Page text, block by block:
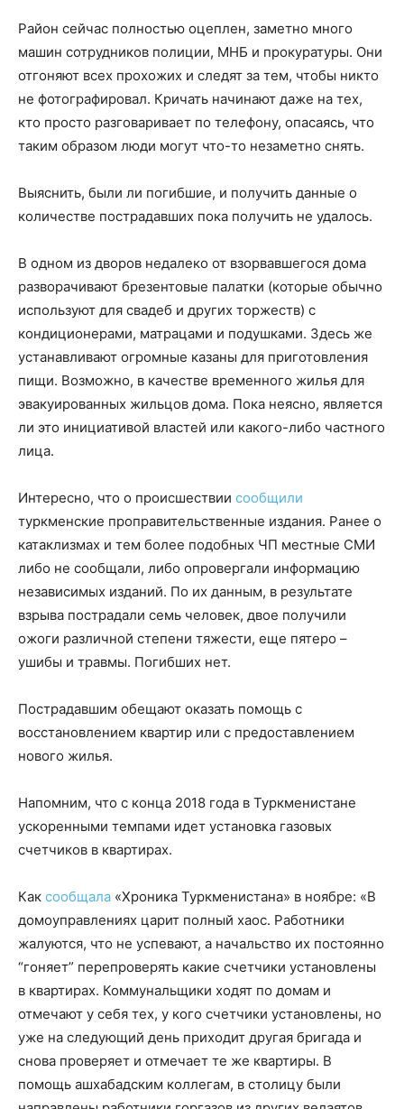
Район сейчас полностью оцеплен, заметно много
машин сотрудников полиции, МНБ и прокуратуры. Они
отгоняют всех прохожих и следят за тем, чтобы никто
не фотографировал. Кричать начинают даже на тех,
кто просто разговаривает по телефону, опасаясь, что
таким образом люди могут что-то незаметно снять.
Выяснить, были ли погибшие, и получить данные о
количестве пострадавших пока получить не удалось.
В одном из дворов недалеко от взорвавшегося дома
разворачивают брезентовые палатки (которые обычно
используют для свадеб и других торжеств) с
кондиционерами, матрацами и подушками. Здесь же
устанавливают огромные казаны для приготовления
пищи. Возможно, в качестве временного жилья для
эвакуированных жильцов дома. Пока неясно, является
ли это инициативой властей или какого-либо частного
лица.
Интересно, что о происшествии сообщили
туркменские проправительственные издания. Ранее о
катаклизмах и тем более подобных ЧП местные СМИ
либо не сообщали, либо опровергали информацию
независимых изданий. По их данным, в результате
взрыва пострадали семь человек, двое получили
ожоги различной степени тяжести, еще пятеро –
ушибы и травмы. Погибших нет.
Пострадавшим обещают оказать помощь с
восстановлением квартир или с предоставлением
нового жилья.
Напомним, что с конца 2018 года в Туркменистане
ускоренными темпами идет установка газовых
счетчиков в квартирах.
Как сообщала «Хроника Туркменистана» в ноябре: «В
домоуправлениях царит полный хаос. Работники
жалуются, что не успевают, а начальство их постоянно
“гоняет” перепроверять какие счетчики установлены
в квартирах. Коммунальщики ходят по домам и
отмечают у себя тех, у кого счетчики установлены, но
уже на следующий день приходит другая бригада и
снова проверяет и отмечает те же квартиры. В
помощь ашхабадским коллегам, в столицу были